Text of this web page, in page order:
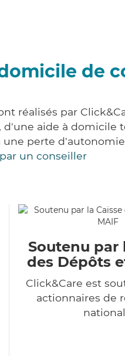
de
réalisés par
aide à
perte d'autonomie
un conseiller
Soutenu par
des Dépôts
Click&Care est
actionnaires de